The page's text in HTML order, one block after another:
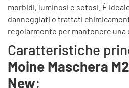
morbidi, luminosi e setosi. È
danneggiati o trattati
regolarmente per mantenere una
Caratteristiche
Moine Maschera
New: